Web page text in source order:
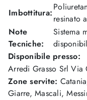
Imbottitura:
resinato
Note
Tecniche:
Sistema
Disponibile presso:
Arredi Grasso Srl Via
Zone servite:
Giarre, Mascali,